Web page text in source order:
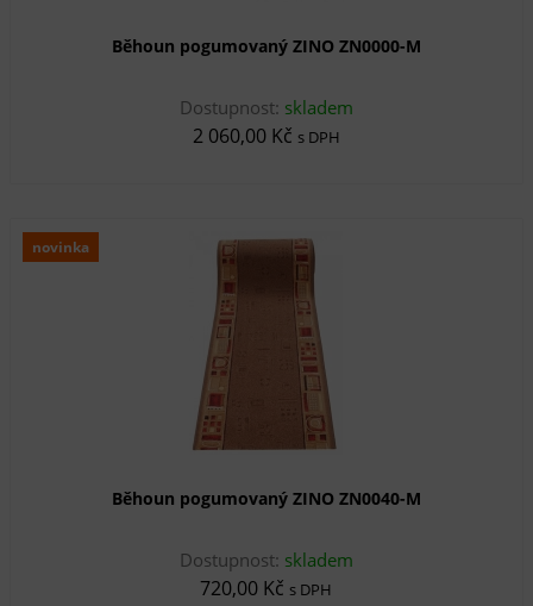
Běhoun pogumovaný ZINO ZN0000-M
Dostupnost: skladem
2 060,00 Kč s DPH
novinka
Běhoun pogumovaný ZINO ZN0040-M
Dostupnost: skladem
720,00 Kč s DPH